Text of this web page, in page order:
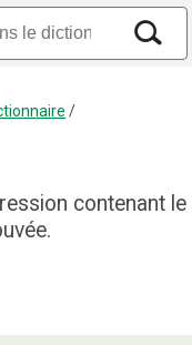
/
contenant le